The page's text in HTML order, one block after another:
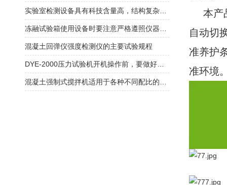
本产
自动切
准养护
准环境
混凝土回弹仪强度检测仪的主要试验规程